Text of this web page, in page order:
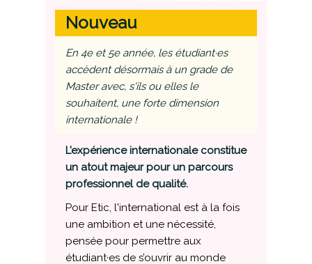
Nouveau
En 4e et 5e année, les étudiant·es
accèdent désormais à un grade de
Master avec, s'ils ou elles le
souhaitent, une forte dimension
internationale !
L’expérience internationale constitue
un atout majeur pour un parcours
professionnel de qualité.
Pour Etic, l'international est à la fois
une ambition et une nécessité,
pensée pour permettre aux
étudiant·es de s’ouvrir au monde